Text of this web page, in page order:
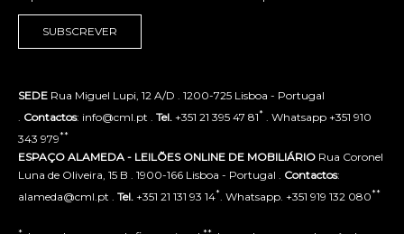
SUBSCREVER
SEDE Rua Miguel Lupi, 12 A/D . 1200-725 Lisboa - Portugal
Contactos: info@cml.pt . Tel. +351 21 395 47 81* . Whatsapp +351 910
343 979**
ESPAÇO ALAMEDA - LEILÕES ONLINE DE MOBILIÁRIO Rua Coronel
Luna de Oliveira, 15 B . 1900-166 Lisboa - Portugal . Contactos:
alameda@cml.pt . Tel. +351 21 131 93 14* . Whatsapp. +351 919 132 080**